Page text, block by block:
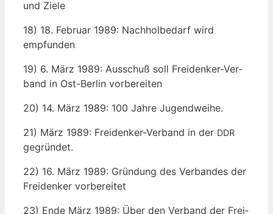
und Ziele
18) 18. Febru­ar 1989: Nach­hol­be­darf wird
empfunden
19) 6. März 1989: Aus­schuß soll Frei­den­ker-Ver­
band in Ost-Ber­lin vorbereiten
20) 14. März 1989: 100 Jah­re Jugendweihe.
21) März 1989: Frei­den­ker-Ver­band in der DDR
gegründet.
22) 16. März 1989: Grün­dung des Ver­ban­des der
Frei­den­ker vorbereitet
23) Ende März 1989: Über den Ver­band der Frei­